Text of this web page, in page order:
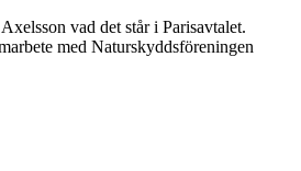
vad det står i Parisavtalet.
med Naturskyddsföreningen